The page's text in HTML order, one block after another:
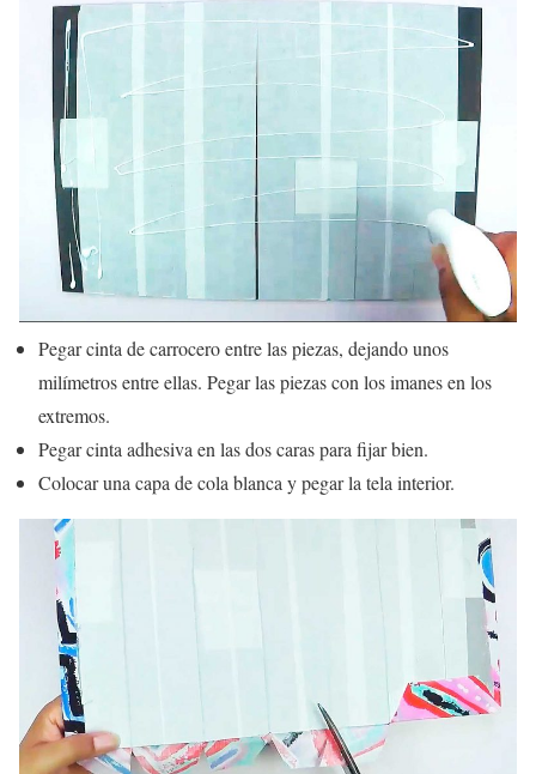
Pegar cinta de carrocero entre las piezas, dejando unos
milímetros entre ellas. Pegar las piezas con los imanes en los
extremos.
Pegar cinta adhesiva en las dos caras para fijar bien.
Colocar una capa de cola blanca y pegar la tela interior.